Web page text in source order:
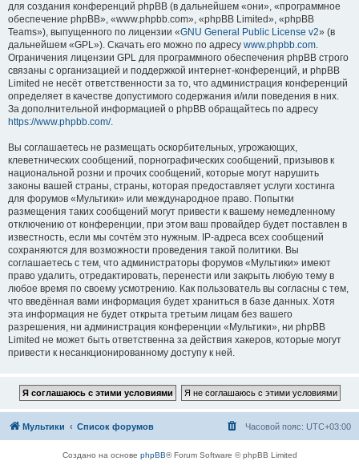
для создания конференций phpBB (в дальнейшем «они», «программное
обеспечение phpBB», «www.phpbb.com», «phpBB Limited», «phpBB
Teams»), выпущенного по лицензии «GNU General Public License v2» (в
дальнейшем «GPL»). Скачать его можно по адресу www.phpbb.com.
Ограничения лицензии GPL для программного обеспечения phpBB строго
связаны с организацией и поддержкой интернет-конференций, и phpBB
Limited не несёт ответственности за то, что администрация конференций
определяет в качестве допустимого содержания и/или поведения в них.
За дополнительной информацией о phpBB обращайтесь по адресу
https://www.phpbb.com/.
Вы соглашаетесь не размещать оскорбительных, угрожающих,
клеветнических сообщений, порнографических сообщений, призывов к
национальной розни и прочих сообщений, которые могут нарушить
законы вашей страны, страны, которая предоставляет услуги хостинга
для форумов «Мультики» или международное право. Попытки
размещения таких сообщений могут привести к вашему немедленному
отключению от конференции, при этом ваш провайдер будет поставлен в
известность, если мы сочтём это нужным. IP-адреса всех сообщений
сохраняются для возможности проведения такой политики. Вы
соглашаетесь с тем, что администраторы форумов «Мультики» имеют
право удалить, отредактировать, перенести или закрыть любую тему в
любое время по своему усмотрению. Как пользователь вы согласны с тем,
что введённая вами информация будет храниться в базе данных. Хотя
эта информация не будет открыта третьим лицам без вашего
разрешения, ни администрация конференции «Мультики», ни phpBB
Limited не может быть ответственна за действия хакеров, которые могут
привести к несанкционированному доступу к ней.
Мультики Список форумов Часовой пояс: UTC+03:00
Создано на основе phpBB® Forum Software © phpBB Limited